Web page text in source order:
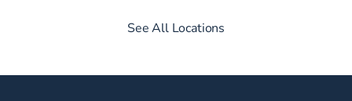
See All Locations